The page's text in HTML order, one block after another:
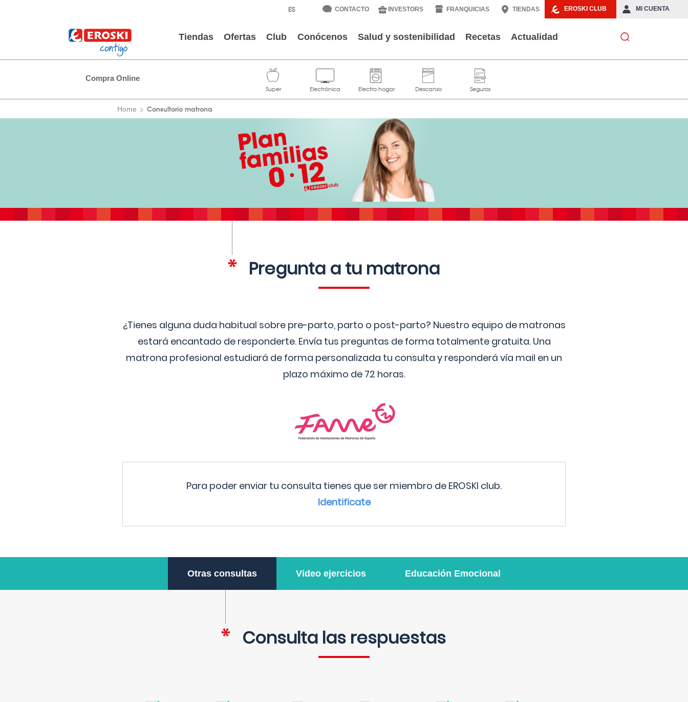
EROSKI CLUB MI CUENTA
CONTACTO INVESTORS FRANQUICIAS TIENDAS
Tiendas Ofertas Club Conócenos Salud y sostenibilidad Recetas Actualidad
Compra Online
Home Consultorio matrona
Pregunta a tu matrona
¿Tienes alguna duda habitual sobre pre-parto, parto o post-parto? Nuestro equipo de matronas
estará encantado de responderte. Envía tus preguntas de forma totalmente gratuita. Una
matrona profesional estudiará de forma personalizada tu consulta y responderá vía mail en un
plazo máximo de 72 horas.
Para poder enviar tu consulta tienes que ser miembro de EROSKI club.
Identificate
Otras consultas Video ejercicios Educación Emocional
Consulta las respuestas